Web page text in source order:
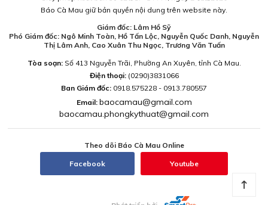
Báo Cà Mau giữ bản quyền nội dung trên website này.
Giám đốc: Lâm Hồ Sỹ
Phó Giám đốc: Ngô Minh Toàn, Hồ Tấn Lộc, Nguyễn Quốc Danh, Nguyễn
Thị Lâm Anh, Cao Xuân Thu Ngọc, Trương Văn Tuấn
Tòa soạn:Số 413 Nguyễn Trãi, Phường An Xuyên, tỉnh Cà Mau.
Điện thoại: (0290)3831066
Ban Giám đốc: 0918.575228 - 0913.780557
Email: baocamau@gmail.com
baocamau.phongkythuat@gmail.com
Theo dõi Báo Cà Mau Online
Facebook Youtube